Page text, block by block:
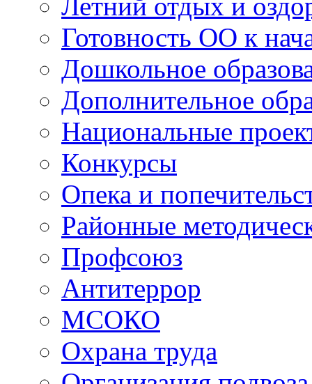
Готовность ОО к
Дошкольное
Дополнительное
Национальные
Конкурсы
Опека и
Районные
Профсоюз
Антитеррор
МСОКО
Охрана труда